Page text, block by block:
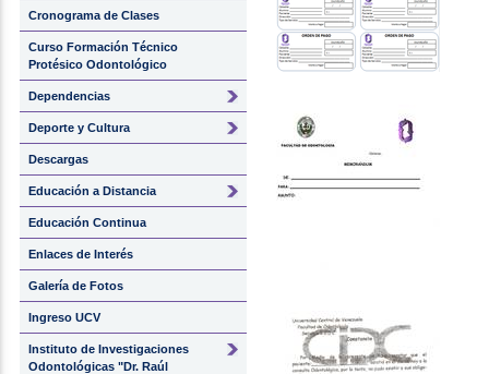
Cronograma de Clases
Curso Formación Técnico
Protésico Odontológico
Dependencias
Deporte y Cultura
Descargas
Educación a Distancia
Educación Continua
Enlaces de Interés
Galería de Fotos
Ingreso UCV
Instituto de Investigaciones
Odontológicas "Dr. Raúl